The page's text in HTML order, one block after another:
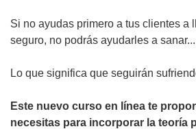
Si no ayudas primero a tus clientes a
seguro, no podrás ayudarles a sanar...
Lo que significa que seguirán
Este nuevo curso en línea te
necesitas para incorporar la teoría